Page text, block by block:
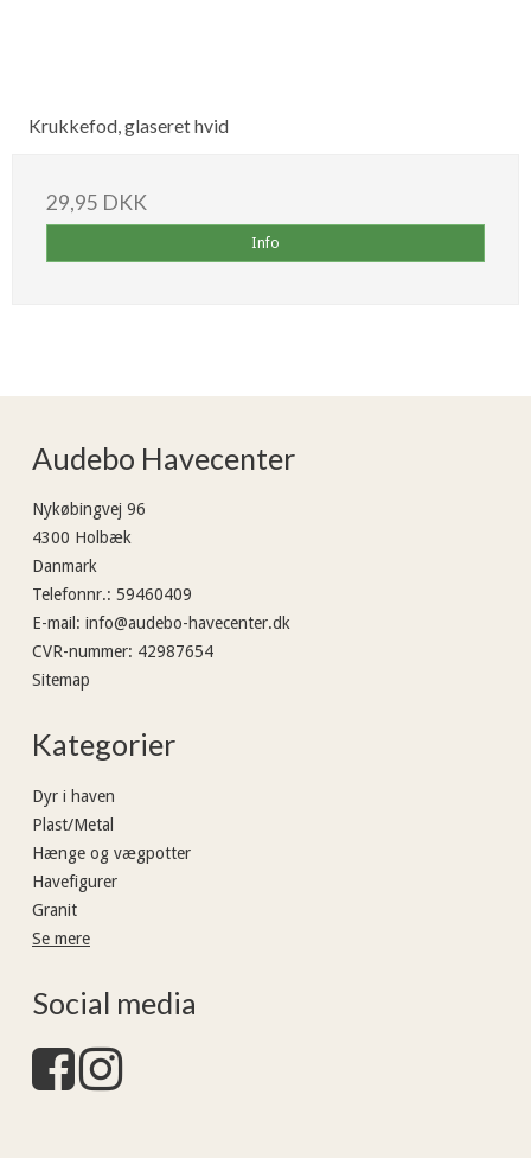
Krukkefod, glaseret hvid
29,95 DKK
Info
Audebo Havecenter
Nykøbingvej 96
4300 Holbæk
Danmark
Telefonnr.: 59460409
E-mail : info@audebo-havecenter.dk
CVR-nummer: 42987654
Sitemap
Kategorier
Dyr i haven
Plast/Metal
Hænge og vægpotter
Havefigurer
Granit
Se mere
Social media